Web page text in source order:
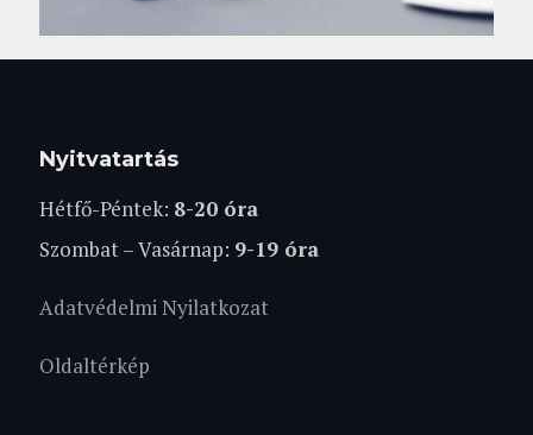
Nyitvatartás
Hétfő-Péntek: 8-20 óra
Szombat – Vasárnap: 9-19 óra
Adatvédelmi Nyilatkozat
Oldaltérkép